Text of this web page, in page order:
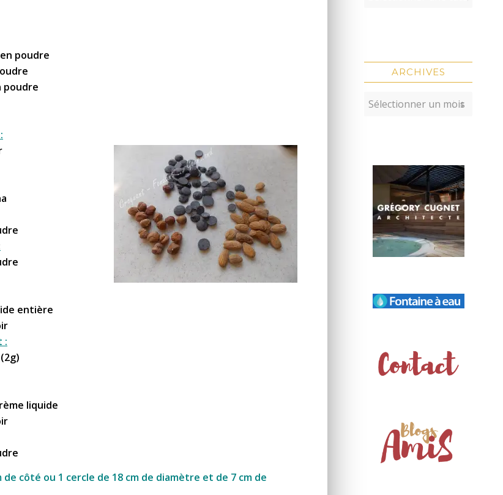
poudre
poudre
entière
:
liquide
de côté ou 1 cercle de 18 cm de diamètre et de 7 cm de
ARCHIVES